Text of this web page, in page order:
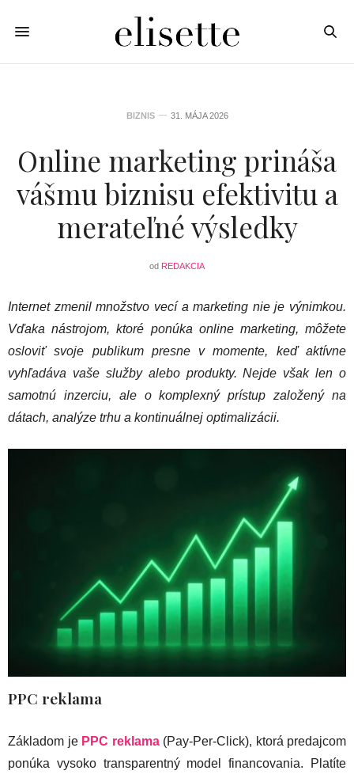
BIZNIS 31. MÁJA 2026
Online marketing prináša
vášmu biznisu efektivitu a
merateľné výsledky
od REDAKCIA
Internet zmenil množstvo vecí a marketing nie je výnimkou.
Vďaka nástrojom, ktoré ponúka online marketing, môžete
osloviť svoje publikum presne v momente, keď aktívne
vyhľadáva vaše služby alebo produkty. Nejde však len o
samotnú inzerciu, ale o komplexný prístup založený na
dátach, analýze trhu a kontinuálnej optimalizácii.
PPC reklama
Základom je PPC reklama(Pay-Per-Click), ktorá predajcom
ponúka vysoko transparentný model financovania. Platíte